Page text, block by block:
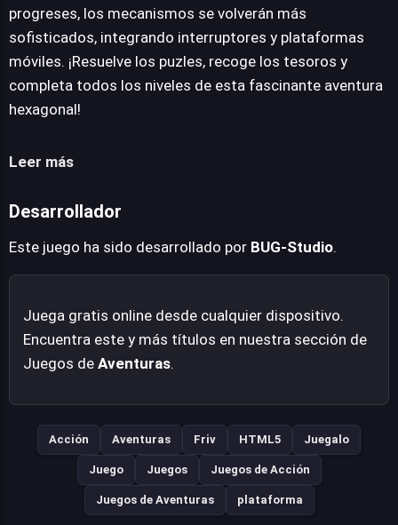
progreses, los mecanismos se volverán más
sofisticados, integrando interruptores y plataformas
móviles. ¡Resuelve los puzles, recoge los tesoros y
completa todos los niveles de esta fascinante aventura
hexagonal!
Leer más
Desarrollador
Este juego ha sido desarrollado por BUG-Studio.
Juega gratis online desde cualquier dispositivo.
Encuentra este y más títulos en nuestra sección de
Juegos de Aventuras.
Acción Aventuras Friv HTML5 Juegalo
Juego Juegos Juegos de Acción
Juegos de Aventuras plataforma